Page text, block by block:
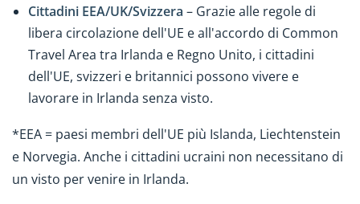
Cittadini EEA/UK/Svizzera – Grazie alle regole di
libera circolazione dell'UE e all'accordo di Common
Travel Area tra Irlanda e Regno Unito, i cittadini
dell'UE, svizzeri e britannici possono vivere e
lavorare in Irlanda senza visto.
*EEA = paesi membri dell'UE più Islanda, Liechtenstein
e Norvegia. Anche i cittadini ucraini non necessitano di
un visto per venire in Irlanda.